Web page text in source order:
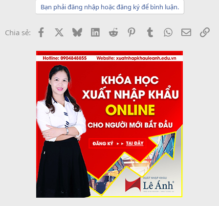
Bạn phải đăng nhập hoặc đăng ký để bình luận.
Chia sẻ: Facebook BlueskyLinkedInReddit PinterestTumblrWhatsApp
Email